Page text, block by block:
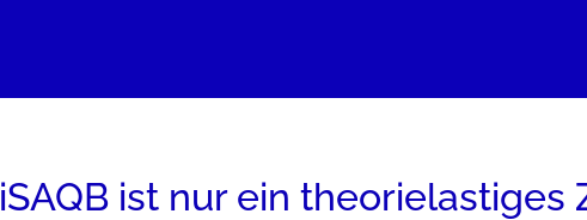
iSAQB ist nur ein theorielastiges